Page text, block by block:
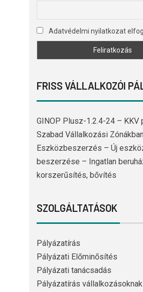
Adatvédelmi nyilatkozat
FRISS VÁLLALKOZÓI
GINOP Plusz-1.2.4-24 – KKV
Szabad Vállalkozási
Eszközbeszerzés – Új
beszerzése – Ingatlan
korszerűsítés, bővítés
SZOLGÁLTATÁSOK
Pályázatírás
Pályázati Előminősítés
Pályázati tanácsadás
Pályázatírás vállalkozásoknak